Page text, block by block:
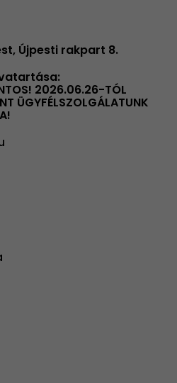
Újpesti rakpart 8.
2026.06.26-TÓL
ÜGYFÉLSZOLGÁLATUNK